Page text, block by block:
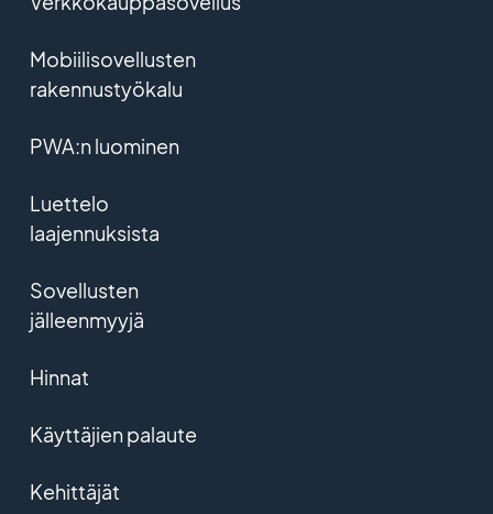
Mobiilisovellusten
rakennustyökalu
PWA:n luominen
Luettelo
laajennuksista
Sovellusten
jälleenmyyjä
Hinnat
Käyttäjien palaute
Kehittäjät